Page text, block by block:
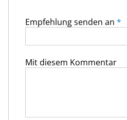
Empfehlung senden an *
Mit diesem Kommentar